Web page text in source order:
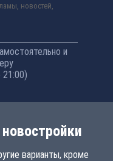
новостей,
и
21:00)
варианты, кроме